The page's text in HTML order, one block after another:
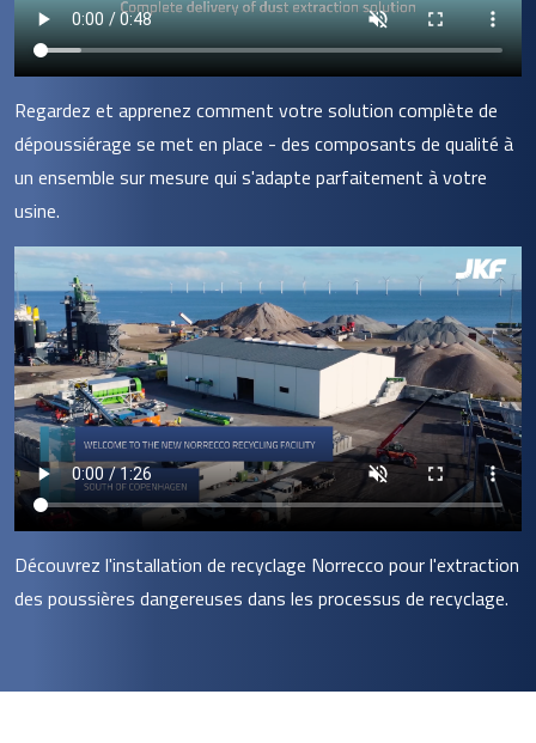
Regardez et apprenez comment votre solution complète de
dépoussiérage se met en place - des composants de qualité à
un ensemble sur mesure qui s'adapte parfaitement à votre
usine.
Découvrez l'installation de recyclage Norrecco pour l'extraction
des poussières dangereuses dans les processus de recyclage.